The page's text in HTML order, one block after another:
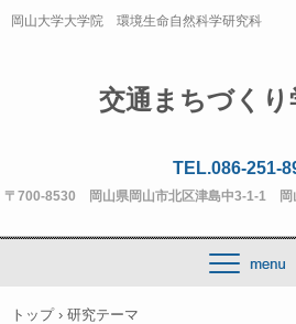
交通まちづくり
岡山大学大学院 環境生命自然科学研究科
TEL.086-251-
〒700-8530 岡山県岡山市北区津島中3-1-1
トップ › 研究テーマ